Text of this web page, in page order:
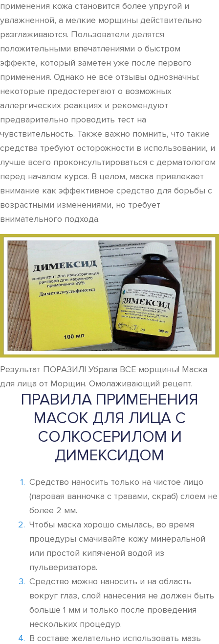
применения кожа становится более упругой и
увлажненной, а мелкие морщины действительно
разглаживаются. Пользователи делятся
положительными впечатлениями о быстром
эффекте, который заметен уже после первого
применения. Однако не все отзывы однозначны:
некоторые предостерегают о возможных
аллергических реакциях и рекомендуют
предварительно проводить тест на
чувствительность. Также важно помнить, что такие
средства требуют осторожности в использовании, и
лучше всего проконсультироваться с дерматологом
перед началом курса. В целом, маска привлекает
внимание как эффективное средство для борьбы с
возрастными изменениями, но требует
внимательного подхода.
Результат ПОРАЗИЛ! Убрала ВСЕ морщины! Маска
для лица от Морщин. Омолаживающий рецепт.
ПРАВИЛА ПРИМЕНЕНИЯ
МАСОК ДЛЯ ЛИЦА С
СОЛКОСЕРИЛОМ И
ДИМЕКСИДОМ
Средство наносить только на чистое лицо
(паровая ванночка с травами, скраб) слоем не
более 2 мм.
Чтобы маска хорошо смылась, во время
процедуры смачивайте кожу минеральной
или простой кипяченой водой из
пульверизатора.
Средство можно наносить и на область
вокруг глаз, слой нанесения не должен быть
больше 1 мм и только после проведения
нескольких процедур.
В составе желательно использовать мазь